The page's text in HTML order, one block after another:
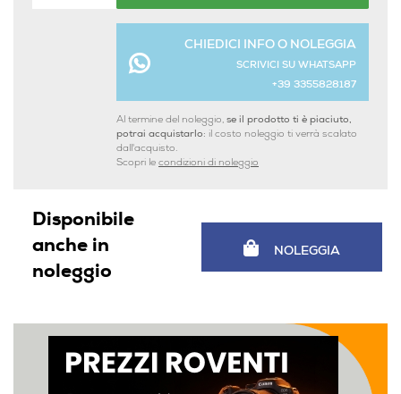
CHIEDICI INFO O NOLEGGIA
SCRIVICI SU WHATSAPP
+39 3355828187
Al termine del noleggio, se il prodotto ti è piaciuto,
potrai acquistarlo: il costo noleggio ti verrà scalato
dall'acquisto.
Scopri le condizioni di noleggio
Disponibile
anche in
noleggio
NOLEGGIA